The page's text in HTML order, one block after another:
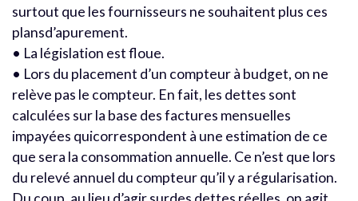
surtout que les fournisseurs ne souhaitent plus ces
plansd’apurement.
• La législation est floue.
• Lors du placement d’un compteur à budget, on ne
relève pas le compteur. En fait, les dettes sont
calculées sur la base des factures mensuelles
impayées quicorrespondent à une estimation de ce
que sera la consommation annuelle. Ce n’est que lors
du relevé annuel du compteur qu’il y a régularisation.